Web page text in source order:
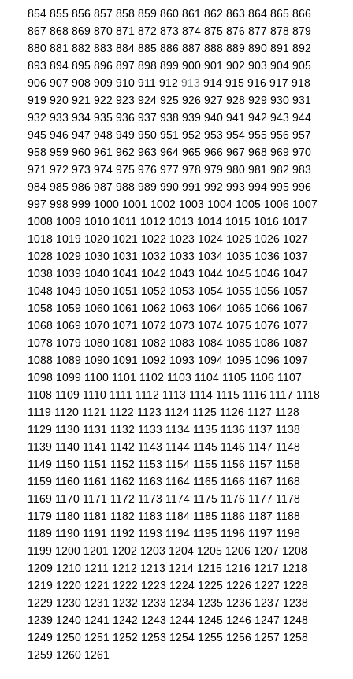
854 855 856 857 858 859 860 861 862 863 864 865 866
867 868 869 870 871 872 873 874 875 876 877 878 879
880 881 882 883 884 885 886 887 888 889 890 891 892
893 894 895 896 897 898 899 900 901 902 903 904 905
906 907 908 909 910 911 912 913 914 915 916 917 918
919 920 921 922 923 924 925 926 927 928 929 930 931
932 933 934 935 936 937 938 939 940 941 942 943 944
945 946 947 948 949 950 951 952 953 954 955 956 957
958 959 960 961 962 963 964 965 966 967 968 969 970
971 972 973 974 975 976 977 978 979 980 981 982 983
984 985 986 987 988 989 990 991 992 993 994 995 996
997 998 999 1000 1001 1002 1003 1004 1005 1006 1007
1008 1009 1010 1011 1012 1013 1014 1015 1016 1017
1018 1019 1020 1021 1022 1023 1024 1025 1026 1027
1028 1029 1030 1031 1032 1033 1034 1035 1036 1037
1038 1039 1040 1041 1042 1043 1044 1045 1046 1047
1048 1049 1050 1051 1052 1053 1054 1055 1056 1057
1058 1059 1060 1061 1062 1063 1064 1065 1066 1067
1068 1069 1070 1071 1072 1073 1074 1075 1076 1077
1078 1079 1080 1081 1082 1083 1084 1085 1086 1087
1088 1089 1090 1091 1092 1093 1094 1095 1096 1097
1098 1099 1100 1101 1102 1103 1104 1105 1106 1107
1108 1109 1110 1111 1112 1113 1114 1115 1116 1117 1118
1119 1120 1121 1122 1123 1124 1125 1126 1127 1128
1129 1130 1131 1132 1133 1134 1135 1136 1137 1138
1139 1140 1141 1142 1143 1144 1145 1146 1147 1148
1149 1150 1151 1152 1153 1154 1155 1156 1157 1158
1159 1160 1161 1162 1163 1164 1165 1166 1167 1168
1169 1170 1171 1172 1173 1174 1175 1176 1177 1178
1179 1180 1181 1182 1183 1184 1185 1186 1187 1188
1189 1190 1191 1192 1193 1194 1195 1196 1197 1198
1199 1200 1201 1202 1203 1204 1205 1206 1207 1208
1209 1210 1211 1212 1213 1214 1215 1216 1217 1218
1219 1220 1221 1222 1223 1224 1225 1226 1227 1228
1229 1230 1231 1232 1233 1234 1235 1236 1237 1238
1239 1240 1241 1242 1243 1244 1245 1246 1247 1248
1249 1250 1251 1252 1253 1254 1255 1256 1257 1258
1259 1260 1261